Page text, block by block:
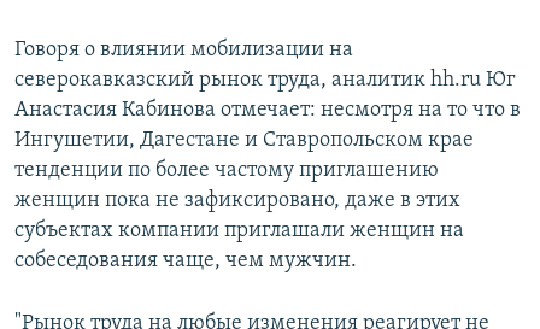
Говоря о влиянии мобилизации на
северокавказский рынок труда, аналитик hh.ru Юг
Анастасия Кабинова отмечает: несмотря на то что в
Ингушетии, Дагестане и Ставропольском крае
тенденции по более частому приглашению
женщин пока не зафиксировано, даже в этих
субъектах компании приглашали женщин на
собеседования чаще, чем мужчин.
"Рынок труда на любые изменения реагирует не